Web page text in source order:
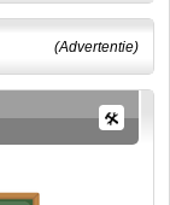
(Advertentie)